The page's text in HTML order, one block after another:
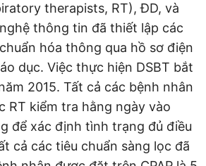
therapists, RT), ĐD, và
thông tin đã thiết lập các
hóa thông qua hồ sơ điện
dục. Việc thực hiện DSBT bắt
2015. Tất cả các bệnh nhân
RT kiểm tra hằng ngày vào
để xác định tình trạng đủ điều
cả các tiêu chuẩn sàng lọc đã